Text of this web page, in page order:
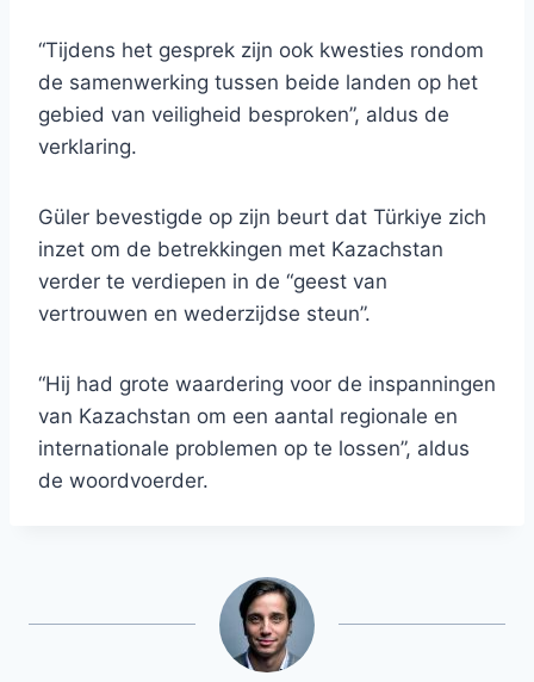
“Tijdens het gesprek zijn ook kwesties rondom
de samenwerking tussen beide landen op het
gebied van veiligheid besproken”, aldus de
verklaring.
Güler bevestigde op zijn beurt dat Türkiye zich
inzet om de betrekkingen met Kazachstan
verder te verdiepen in de “geest van
vertrouwen en wederzijdse steun”.
“Hij had grote waardering voor de inspanningen
van Kazachstan om een ​​aantal regionale en
internationale problemen op te lossen”, aldus
de woordvoerder.